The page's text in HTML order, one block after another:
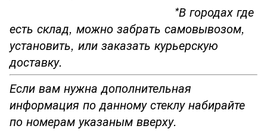
*В городах где
есть склад, можно забрать самовывозом,
установить, или заказать курьерскую
доставку.
Если вам нужна дополнительная
информация по данному стеклу набирайте
по номерам указаным вверху.